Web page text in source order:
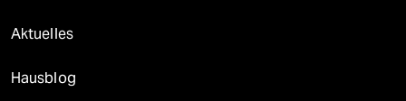
Aktuelles
Hausblog